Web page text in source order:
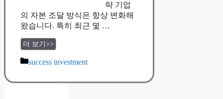
략 기업
의 자본 조달 방식은 항상 변화해
왔습니다. 특히 최근 몇 …
더 보기>>
Categories
success investment